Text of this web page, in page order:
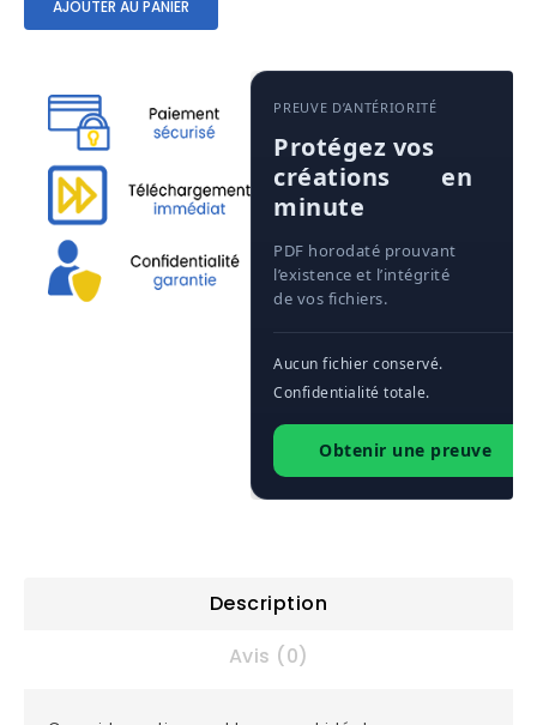
AJOUTER AU PANIER
PREUVE D’ANTÉRIORITÉ
Protégez vos
créations en 1
minute
PDF horodaté prouvant
l’existence et l’intégrité
de vos fichiers.
Aucun fichier conservé.
Confidentialité totale.
Obtenir une preuve
Description
Avis (0)